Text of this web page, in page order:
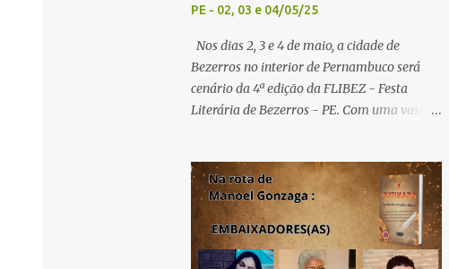
PE - 02, 03 e 04/05/25
Nos dias 2, 3 e 4 de maio, a cidade de
Bezerros no interior de Pernambuco será
cenário da 4ª edição da FLIBEZ - Festa
Literária de Bezerros - PE. Com uma vasta
saraus poéticos, atividades recreativas e
culturais. Tema: Em tudo há poesia
Homenageados: Escritor Dr. Alex Brito e
Poeta Severino Pedro PAINÉIS LITERÁRIOS:
1º painel- 02/05/25 - 9h: Tema: Em Tudo